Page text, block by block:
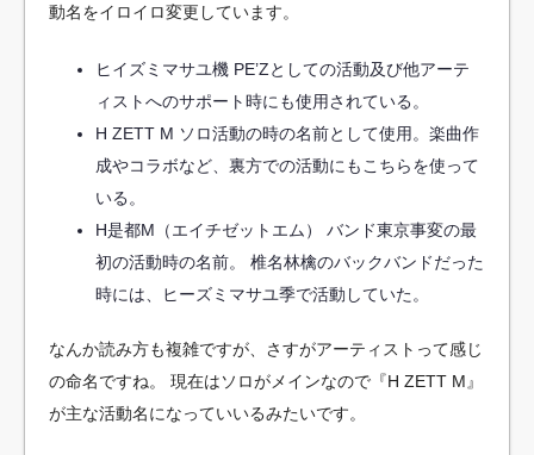
動名をイロイロ変更しています。
ヒイズミマサユ機 PE’Zとしての活動及び他アーテ
ィストへのサポート時にも使用されている。
H ZETT M ソロ活動の時の名前として使用。楽曲作
成やコラボなど、裏方での活動にもこちらを使って
いる。
H是都M（エイチゼットエム）
バンド東京事変の最
初の活動時の名前。
椎名林檎のバックバンドだった
時には、ヒーズミマサユ季で活動していた。
なんか読み方も複雑ですが、さすがアーティストって感じ
の命名ですね。
現在はソロがメインなので『H ZETT M』
が主な活動名になっていいるみたいです。